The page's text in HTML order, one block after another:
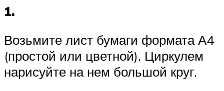
1.
Возьмите лист бумаги формата А4
(простой или цветной). Циркулем
нарисуйте на нем большой круг.